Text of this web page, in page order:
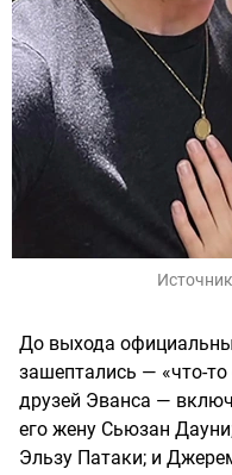
До выхода
зашептались — «что-то
друзей Эванса —
его жену Сьюзан
Эльзу Патаки; и